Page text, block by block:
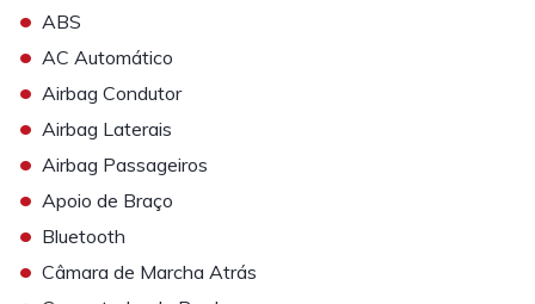
• ABS
• AC Automático
• Airbag Condutor
• Airbag Laterais
• Airbag Passageiros
• Apoio de Braço
• Bluetooth
• Câmara de Marcha Atrás